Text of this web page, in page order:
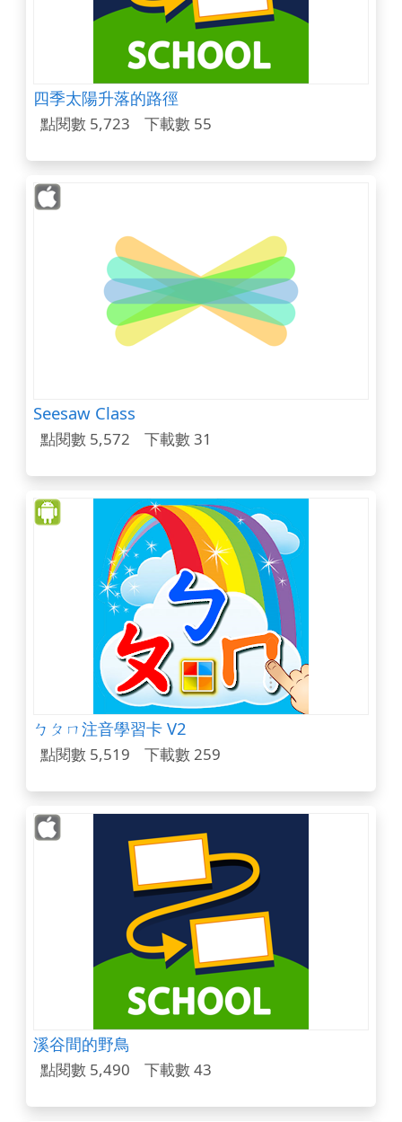
四季太陽升落的路徑
點閱數 5,723 下載數 55
Seesaw Class
點閱數 5,572 下載數 31
ㄅㄆㄇ注音學習卡 V2
點閱數 5,519 下載數 259
溪谷間的野鳥
點閱數 5,490 下載數 43